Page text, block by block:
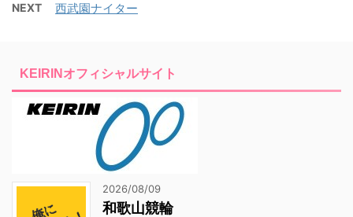
NEXT 西武園ナイター
KEIRINオフィシャルサイト
2026/08/09
和歌山競輪